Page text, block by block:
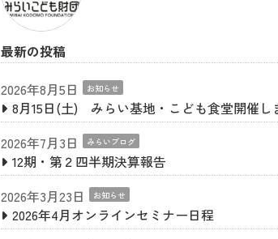
最新の投稿
2026年8月5日
お知らせ
8月15日(土) みらい基地・こども食堂開催し
2026年7月3日
みらいブログ
12期・第２四半期決算報告
2026年3月23日
お知らせ
2026年4月オンラインセミナー日程